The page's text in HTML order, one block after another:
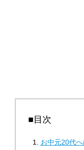
■目次
お中元20代